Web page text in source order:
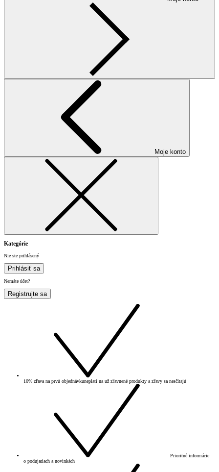
Moje konto
Kategórie
Nie ste prihlásený
Prihlásiť sa
Nemáte účet?
Registrujte sa
10% zľava na prvú objednávkuneplatí na už zľavnené produkty a zľavy sa nesčítajú
Prioritné informácie
o podujatiach a novinkách